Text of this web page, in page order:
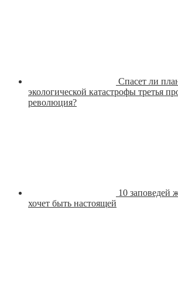
Спасет ли
экологической катастрофы третья
революция?
10 заповедей
хочет быть настоящей